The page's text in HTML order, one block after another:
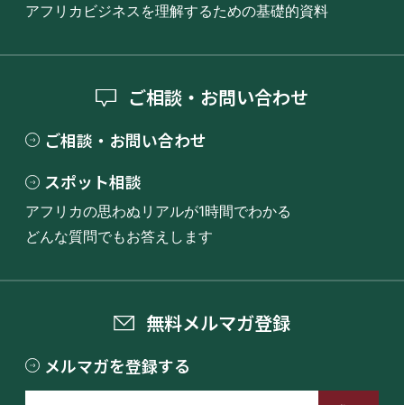
アフリカビジネスを理解するための基礎的資料
ご相談・お問い合わせ
ご相談・お問い合わせ
スポット相談
アフリカの思わぬリアルが1時間でわかる
どんな質問でもお答えします
無料メルマガ登録
メルマガを登録する